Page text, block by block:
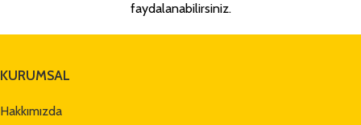
faydalanabilirsiniz.
KURUMSAL
Hakkımızda